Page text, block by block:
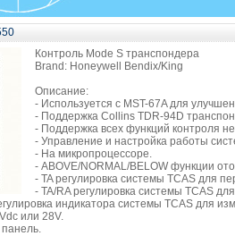
Контроль Mode S транспондера
Brand: Honeywell Bendix/King
Описание:
- Используется с MST-67A для
- Поддержка Collins TDR-94D
- Поддержка всех функций контроля
- Управление и настройка работы
- На микропроцессоре.
- ABOVE/NORMAL/BELOW функции
- TA регулировка системы TCAS для
- TA/RA регулировка системы TCAS
индикатора системы TCAS для
или 28V.